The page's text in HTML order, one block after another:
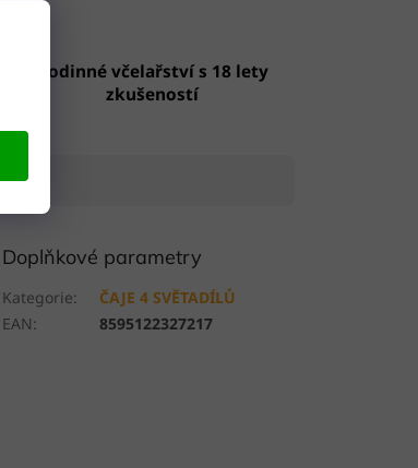
Rodinné včelařství s 18 lety
zkušeností
Doplňkové parametry
Kategorie:
ČAJE 4 SVĚTADÍLŮ
EAN: 8595122327217